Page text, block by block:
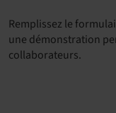
Remplissez le
une démonstration
collaborateurs.